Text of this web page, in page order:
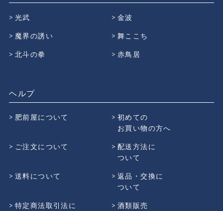
光武
金波
魔界の誘い
舞ここち
北斗の拳
赤鳥居
ヘルプ
肥前屋について
初めての
お買い物の方へ
ご注文について
配送方法に
ついて
送料について
返品・交換に
ついて
特定商法取引法に
酒類販売